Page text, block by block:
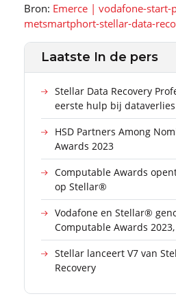
Bron: Emerce | vodafone-
metsmartphort-stellar-data-
Laatste In de pers
Stellar Data Recovery
eerste hulp bij dataverlies
HSD Partners Among
Awards 2023
Computable Awards
op Stellar®
Vodafone en Stellar®
Computable Awards
Stellar lanceert V7 van
Recovery